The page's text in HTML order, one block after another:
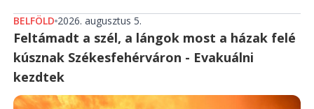
BELFÖLD 2026. augusztus 5.
Feltámadt a szél, a lángok most a házak felé
kúsznak Székesfehérváron - Evakuálni
kezdtek